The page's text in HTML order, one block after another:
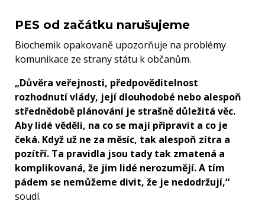
PES od začátku narušujeme
Biochemik opakovaně upozorňuje na problémy
komunikace ze strany státu k občanům.
„Důvěra veřejnosti, předpověditelnost
rozhodnutí vlády, její dlouhodobé nebo alespoň
střednědobě plánování je strašně důležitá věc.
Aby lidé věděli, na co se mají připravit a co je
čeká. Když už ne za měsíc, tak alespoň zítra a
pozítří. Ta pravidla jsou tady tak zmatená a
komplikovaná, že jim lidé nerozumějí. A tím
pádem se nemůžeme divit, že je nedodržují,“
soudí.